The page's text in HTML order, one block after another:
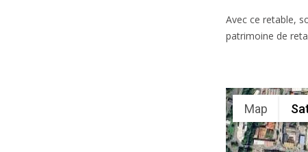
Avec ce retable,
patrimoine de
Map